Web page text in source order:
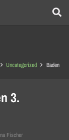
Uncategorized Baden
3.
Fischer